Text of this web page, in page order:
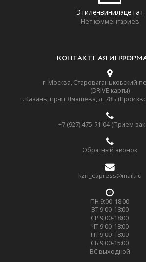
Этиленвинилацетат
Нет комментариев
КОНТАКТНАЯ
г. Москва, Староваганьковский
(DRIVE карты)
г. Казань, пр-кт Ямашева, д. 78Б
+7 (927) 475-71-04 (Прием
Обратный звонок
kzn_express@mail.ru
ПН 9:00-18:00
ВТ 9:00-18:00
СР 9:00-18:00
ЧТ 9:00-18:00
ПТ 9:00-18:00
СБ 9:00-15:00
ВС выходной